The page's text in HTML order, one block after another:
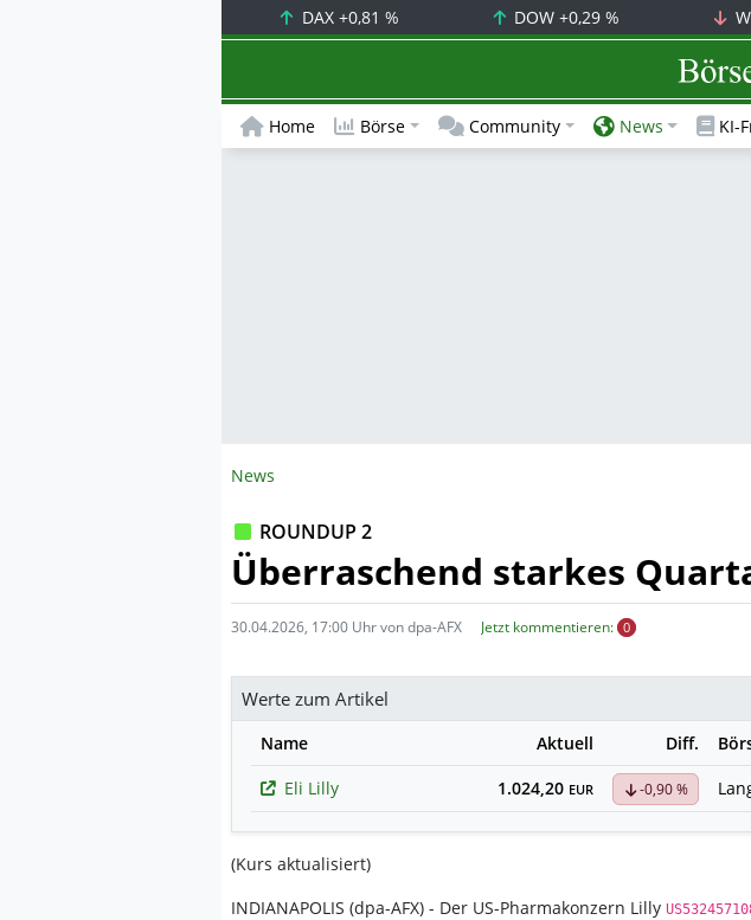
DAX +0,81 % DOW+0,29 %
Home Börse Community News KI-
News
ROUNDUP 2
Überraschend starkes
30.04.2026, 17:00 Uhr von dpa-AFX Jetzt kommentieren: 0
Werte zum Artikel
Name Aktuell Diff.
Eli Lilly
1.024,20 EUR -0,90 %
(Kurs aktualisiert)
INDIANAPOLIS (dpa-AFX) - Der US-Pharmakonzern Lilly